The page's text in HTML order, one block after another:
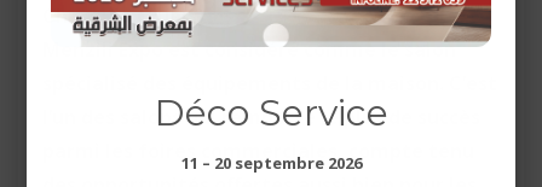
Charguia (Tunis)
Menzili Expo est considéré comme le salon
l’un des salons qui remporte le plus de succès
parmi les foires commerciales, compte tenu
Déco Service
11 – 20 septembre 2026